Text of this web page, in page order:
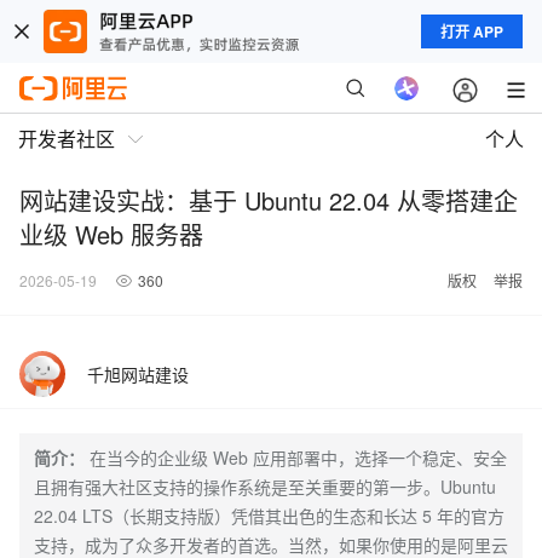
打开 APP
开发者社区 个人
网站建设实战：基于 Ubuntu 22.04 从零搭建企
业级 Web 服务器
2026-05-19 360 版权 举报
千旭网站建设
简介：
在当今的企业级 Web 应用部署中，选择一个稳定、安全
且拥有强大社区支持的操作系统是至关重要的第一步。Ubuntu
22.04 LTS（长期支持版）凭借其出色的生态和长达 5 年的官方
支持，成为了众多开发者的首选。当然，如果你使用的是阿里云